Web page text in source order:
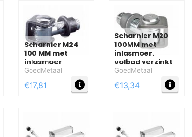
MEER INFO
Scharnier M24
100 MM met
inlasmoer
GoedMetaal
€17,81 MEER INFO
Scharnier M20
100MM met
inlasmoer.
volbad verzinkt
GoedMetaal
€13,34